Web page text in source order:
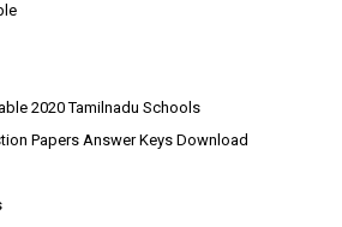
2020 Tamilnadu Schools
Papers Answer Keys Download